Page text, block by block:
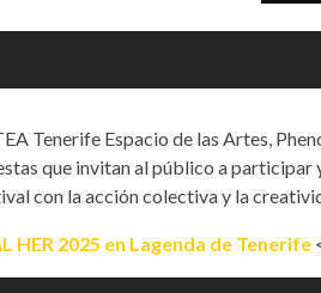
Tenerife Espacio de las Artes,
que invitan al público a
con la acción colectiva y la
HER 2025 en Lagenda de Tenerife